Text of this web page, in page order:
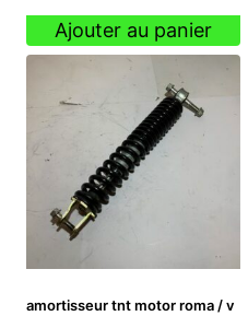
Ajouter au panier
amortisseur tnt motor roma / v